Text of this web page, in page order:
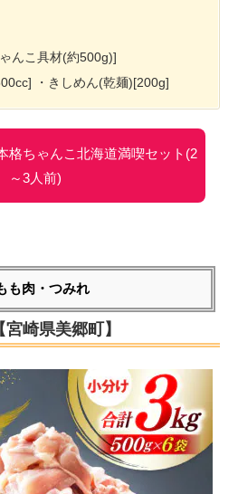
ゃんこ具材(約500g)]
・きしめん(乾麺)[200g]
格ちゃんこ北海道満喫セット(2
～3人前)
も肉・つみれ
崎県美郷町】